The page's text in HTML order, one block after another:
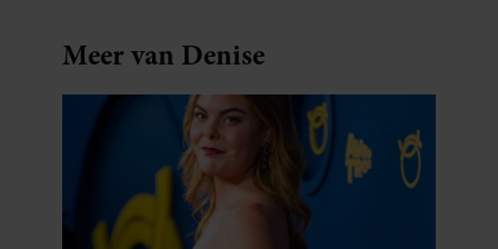
Meer van Denise